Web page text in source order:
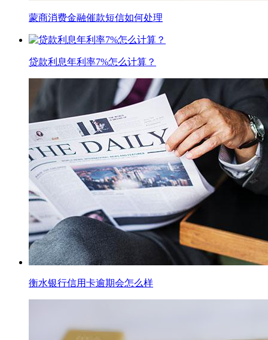
蒙商消费金融催款短信如何处理
贷款利息年利率7%怎么计算？
衡水银行信用卡逾期会怎么样